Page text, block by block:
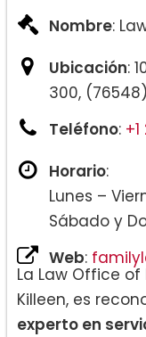
Nombre:
Ubicación:
300,
Teléfono:
Horario:
Lunes –
Sábado y
Web:
La Law Office of
Killeen, es
experto en